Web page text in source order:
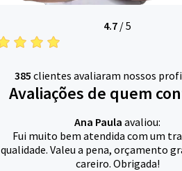
4.7 /5
385 clientes avaliaram nossos
Avaliações de quem
Ana Paula avaliou:
Fui muito bem atendida com um
qualidade. Valeu a pena, orçamento
careiro. Obrigada!